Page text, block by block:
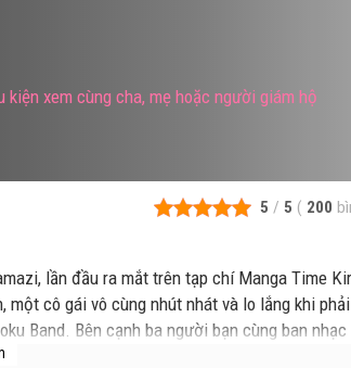
5 / 5 ( 200
lần đầu ra mắt trên tạp chí Manga Time
một cô gái vô cùng nhút nhát và lo lắng khi
Band. Bên cạnh ba người bạn cùng ban
thành, tìm thấy niềm vui và sự đồng hành
xem cùng cha, mẹ hoặc người giám hộ